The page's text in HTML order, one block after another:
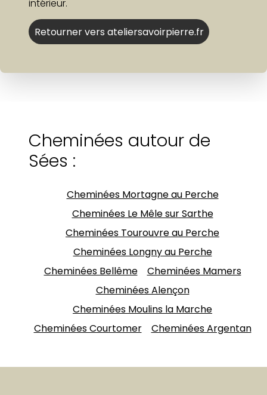
intérieur.
Retourner vers ateliersavoirpierre.fr
Cheminées autour de
Sées :
Cheminées Mortagne au Perche
Cheminées Le Mêle sur Sarthe
Cheminées Tourouvre au Perche
Cheminées Longny au Perche
Cheminées Bellême
Cheminées Mamers
Cheminées Alençon
Cheminées Moulins la Marche
Cheminées Courtomer
Cheminées Argentan